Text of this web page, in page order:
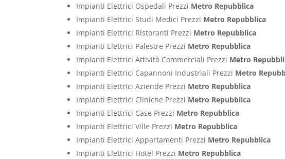
Impianti Elettrici Ospedali Prezzi Metro Repubblica
Impianti Elettrici Studi Medici Prezzi Metro Repubblica
Impianti Elettrici Ristoranti Prezzi Metro Repubblica
Impianti Elettrici Palestre Prezzi Metro Repubblica
Impianti Elettrici Attività Commerciali Prezzi Metro
Impianti Elettrici Capannoni Industriali Prezzi Metro
Impianti Elettrici Aziende Prezzi Metro Repubblica
Impianti Elettrici Cliniche Prezzi Metro Repubblica
Impianti Elettrici Case Prezzi Metro Repubblica
Impianti Elettrici Ville Prezzi Metro Repubblica
Impianti Elettrici Appartamenti Prezzi Metro Repubblica
Impianti Elettrici Hotel Prezzi Metro Repubblica